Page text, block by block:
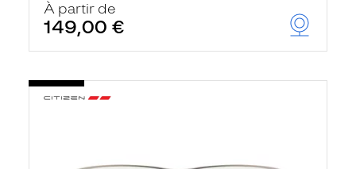
À partir de
149,00 €